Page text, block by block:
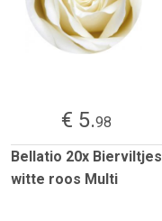
€ 5.98
Bellatio 20x Bierviltjes
witte roos Multi